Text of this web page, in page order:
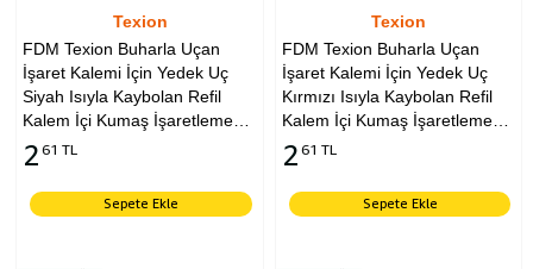
Texion
FDM Texion Buharla Uçan
İşaret Kalemi İçin Yedek Uç
Siyah Isıyla Kaybolan Refil
Kalem İçi Kumaş İşaretleme
Ucu
2 61 TL
Sepete Ekle
Texion
FDM Texion Buharla Uçan
İşaret Kalemi İçin Yedek Uç
Kırmızı Isıyla Kaybolan Refil
Kalem İçi Kumaş İşaretleme
Kalemi Ucu
2 61 TL
Sepete Ekle